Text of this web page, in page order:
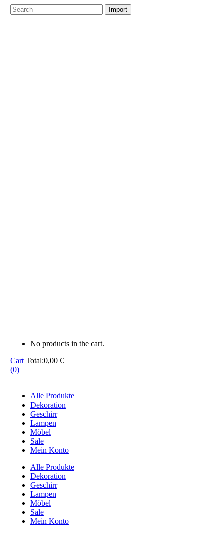
No products in the cart.
Cart Total:0,00 €
(0)
Alle Produkte
Dekoration
Geschirr
Lampen
Möbel
Sale
Mein Konto
Alle Produkte
Dekoration
Geschirr
Lampen
Möbel
Sale
Mein Konto